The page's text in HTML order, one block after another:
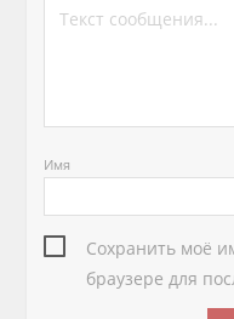
Имя
Сохранить моё
браузере для